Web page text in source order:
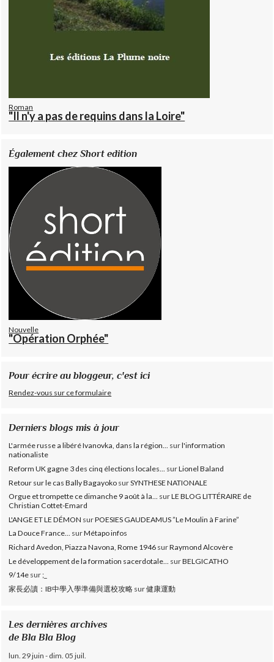
Roman
"Il n'y a pas de requins dans la Loire"
Également chez Short edition
Nouvelle
"Opération Orphée"
Pour écrire au bloggeur, c'est ici
Rendez-vous sur ce formulaire
Derniers blogs mis à jour
L'armée russe a libéré Ivanovka, dans la région... surl'information
nationaliste
Reform UK gagne 3 des cinq élections locales...
surLionel Baland
Retour sur le cas Bally Bagayoko surSYNTHESE NATIONALE
Orgue et trompette ce dimanche 9 août à la... surLE BLOG LITTÉRAIRE de
Christian Cottet-Emard
L'ANGE ET LE DÉMON surPOESIES GAUDEAMUS ”Le Moulin à Farine”
La Douce France... surMétapo infos
Richard Avedon, Piazza Navona, Rome 1946 surRaymond Alcovère
Le développement de la formation sacerdotale...
surBELGICATHO
9/14e sur;_
家長必讀：IB中學入學準備與選校攻略 sur健康運動
Les dernières archives
de Bla Bla Blog
lun. 29 juin - dim. 05 juil.